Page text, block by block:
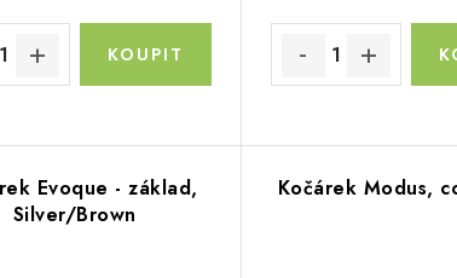
Evoque - základ,
Silver/Brown
Kočárek Modus,